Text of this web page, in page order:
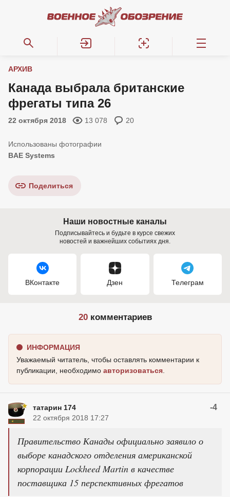
АРХИВ
Канада выбрала британские
фрегаты типа 26
22 октября 2018 13 078 20
BAE Systems
Поделиться
Наши новостные каналы
Подписывайтесь и будьте в курсе свежих
новостей и важнейших событиях дня.
ВКонтакте Дзен Телеграм
20комментариев
ИНФОРМАЦИЯ
Уважаемый читатель, чтобы оставлять комментарии к
публикации, необходимо авторизоваться
татарин 174 -4
22 октября 2018 17:27
Правительство Канады официально заявило о
выборе канадского отделения американской
корпорации Lockheed Martin в качестве
поставщика 15 перспективных фрегатов